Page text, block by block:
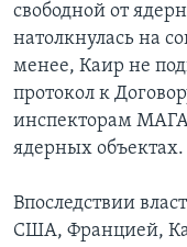
свободной от
натолкнулась на
менее, Каир не
протокол к
инспекторам
ядерных объектах.
Впоследствии
США, Францией,